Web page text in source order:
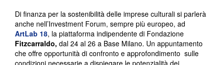
Di finanza per la sostenibilità delle imprese culturali si parlerà
anche nell’Investment Forum, sempre più europeo, ad
ArtLab 18, la piattaforma indipendente di Fondazione
Fitzcarraldo, dal 24 al 26 a Base Milano. Un appuntamento
che offre opportunità di confronto e approfondimento sulle